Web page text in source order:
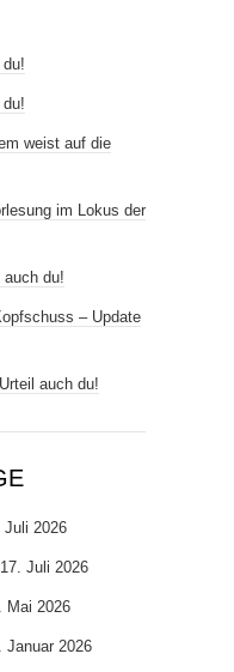
weist auf die
im Lokus der
auch du!
– Update
auch du!
Juli 2026
17. Juli 2026
Mai 2026
Januar 2026